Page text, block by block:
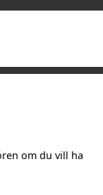
om du vill ha